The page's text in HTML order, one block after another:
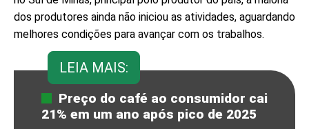
dos produtores ainda não iniciou as atividades, aguardando
melhores condições para avançar com os trabalhos.
LEIA MAIS:
Preço do café ao consumidor cai
21% em um ano após pico de 2025